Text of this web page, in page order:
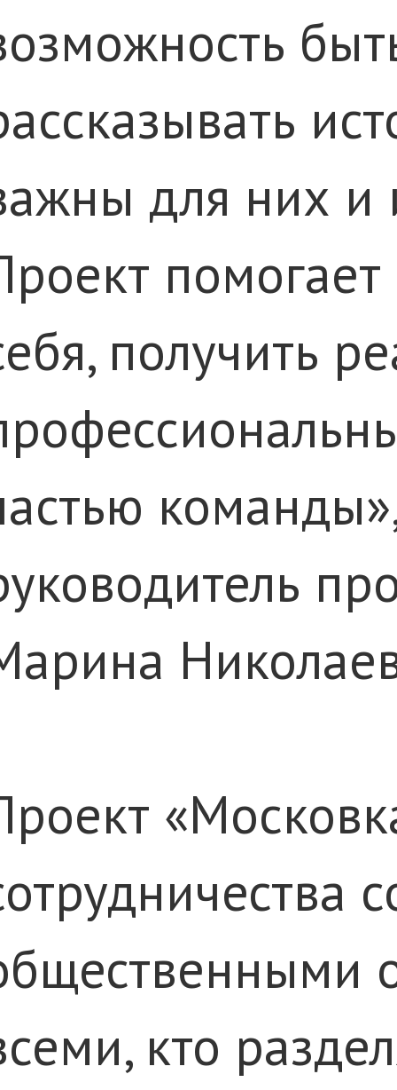
для них и
получить
кто